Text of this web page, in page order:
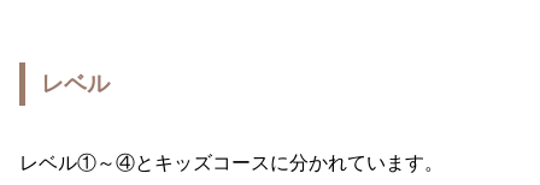
レベル
レベル①～④とキッズコースに分かれています。